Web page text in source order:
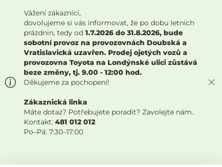
Vážení zákazníci,
dovolujeme si vás informovat, že po dobu letních
prázdnin, tedy od 1.7.2026 do 31.8.2026, bude
sobotní provoz na provozovnách Doubská a
Vratislavická uzavřen. Prodej ojetých vozů a
provozovna Toyota na Londýnské ulici zůstává
beze změny, tj. 9.00 - 12:00 hod.
Děkujeme za pochopení!
Zákaznická linka
Máte dotaz? Potřebujete poradit? Zavolejte nám.
Kontakt: 481 012 012
Po–Pá: 7:30–17:00